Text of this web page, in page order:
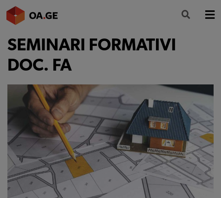
L’ORDINE
AMMINISTRAZIONE TRASPARENTE
ALBO
SEGRETERIA
SERVIZI
FORMAZIONE
NEWS
SEMINARI FORMATIVI
DOC. FA